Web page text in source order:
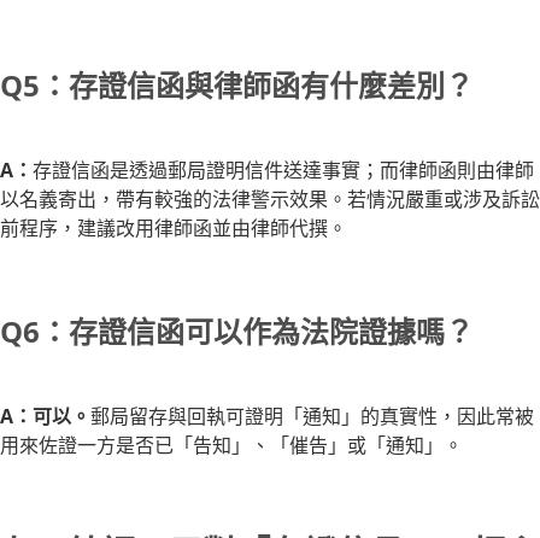
Q5：存證信函與律師函有什麼差別？
A： 存證信函是透過郵局證明信件送達事實；而律師函則由律師
以名義寄出，帶有較強的法律警示效果。若情況嚴重或涉及訴訟
前程序，建議改用律師函並由律師代撰。
Q6：存證信函可以作為法院證據嗎？
A：可以。 郵局留存與回執可證明「通知」的真實性，因此常被
用來佐證一方是否已「告知」、「催告」或「通知」。